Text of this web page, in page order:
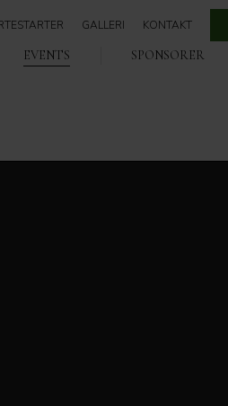
GALLERI KONTAKT
EVENTS SPONSORER